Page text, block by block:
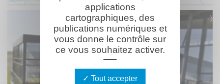
applications
cartographiques, des
publications numériques et
vous donne le contrôle sur
ce vous souhaitez activer.
Tout accepter